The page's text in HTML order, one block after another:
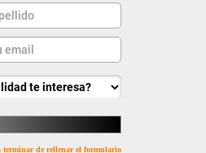
terminar de rellenar el formulario